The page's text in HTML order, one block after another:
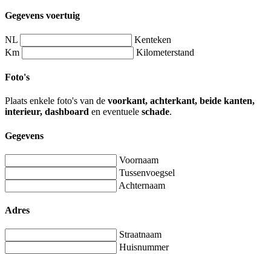
Gegevens voertuig
NL
Kenteken
Km
Kilometerstand
Foto's
Plaats enkele foto's van de voorkant, achterkant, beide kanten,
interieur, dashboard en eventuele schade.
Gegevens
Voornaam
Tussenvoegsel
Achternaam
Adres
Straatnaam
Huisnummer